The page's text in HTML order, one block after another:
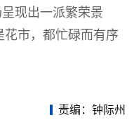
现出一派繁荣景
市，都忙碌而有序
责编：钟际州